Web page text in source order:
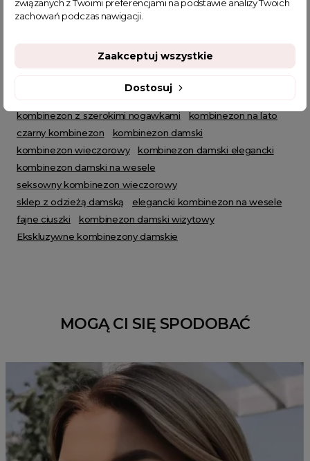
kombinezon z szerokimi nogawkami
kombinezon na lato
czarny kombinezon
kombinezon damski
kombinezon wieczorowy
kombinezon damski elegancki
kombinezon damski na wesele
seksowny kombinezon wieczorowy
sklep z odzieżą damską
elegancki kombinezon na wesele
fajne ciuszki
kombinezon damski wizytowy
Ekskluzywne kombinezony damskie
MOGĄ CI SIĘ SPODOBAĆ
związanych z Twoimi preferencjami na podstawie analizy Twoich
zachowań podczas nawigacji.
Dostosuj
Zaakceptuj wszystkie